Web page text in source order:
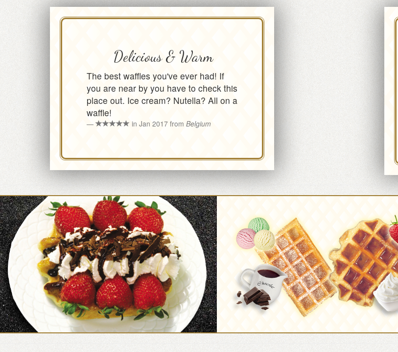
Delicious & Warm
The best waffles you've ever had! If
you are near by you have to check this
place out. Ice cream? Nutella? All on a
waffle!
in Jan 2017 from Belgium